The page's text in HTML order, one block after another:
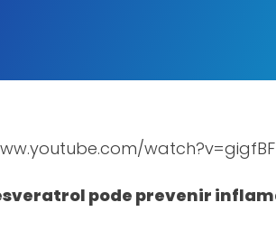
pode prevenir